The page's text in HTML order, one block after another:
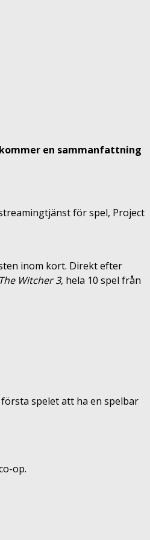
en sammanfattning
för spel, Project
inom kort. Direkt efter
The Witcher 3, hela 10 spel från
spelet att ha en spelbar
op.